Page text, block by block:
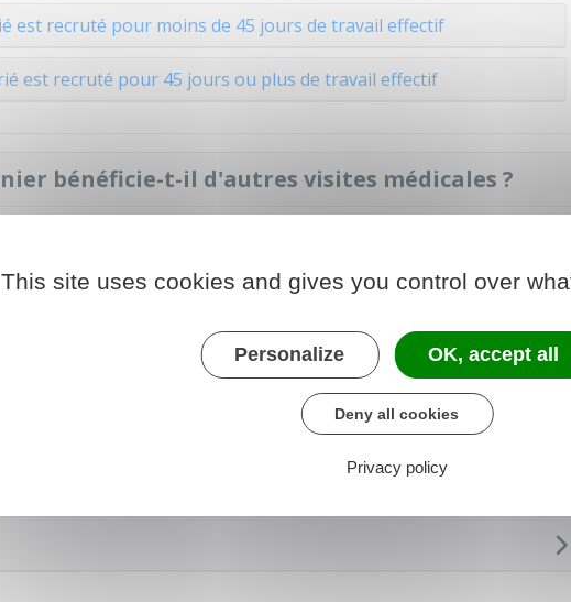
est recruté pour moins de 45 jours de travail effectif
est recruté pour 45 jours ou plus de travail effectif
bénéficie-t-il d'autres visites médicales ?
médicales suivantes :
et de reprise du travail
à la demande de l'employeur, du salarié ou du médecin du travail
réalisés ou prescrits par le médecin du travail (par
de dépistage d'une maladie pouvant résulter de l'activité
salarié).
This site uses cookies and gives you control over
Personalize OK, accept all
Deny all cookies
Privacy policy